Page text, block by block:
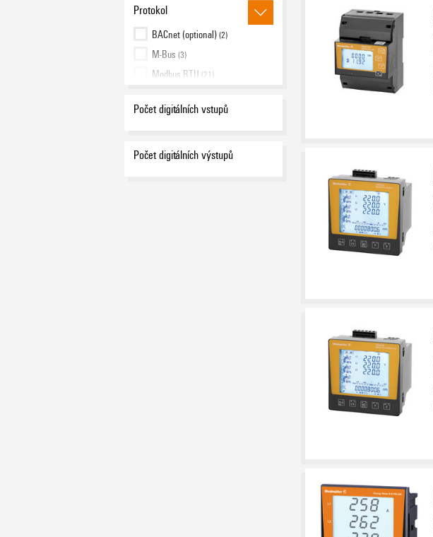
Protokol
BACnet (optional)(2)
M-Bus (3)
Modbus RTU (21)
Modbus TCP/IP, Modbus RTU
Modbus/TCP (4)
Počet digitálních vstupů
Počet digitálních výstupů